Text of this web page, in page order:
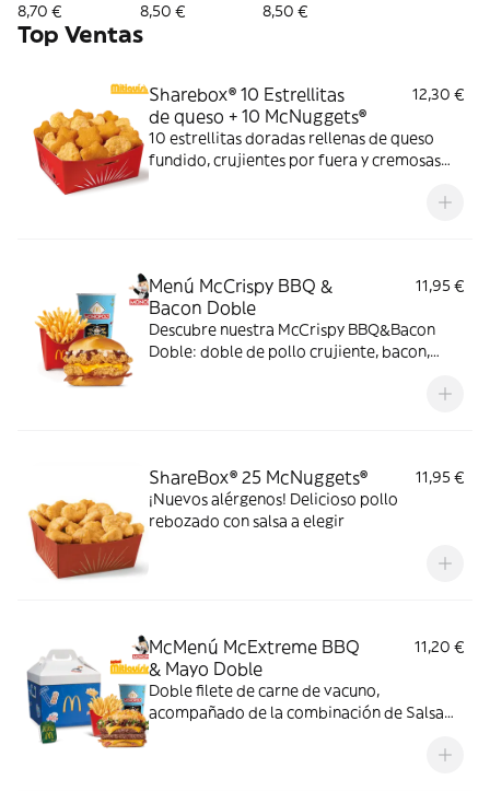
8,70 €
8,50 €
8,50 €
Top Ventas
Sharebox® 10 Estrellitas
de queso + 10 McNuggets®
12,30 €
10 estrellitas doradas rellenas de queso
fundido, crujientes por fuera y cremosas
Menú McCrispy BBQ &
Bacon Doble
11,95 €
Descubre nuestra McCrispy BBQ&Bacon
Doble: doble de pollo crujiente, bacon,
ShareBox® 25 McNuggets®
11,95 €
¡Nuevos alérgenos! Delicioso pollo
rebozado con salsa a elegir
McMenú McExtreme BBQ
& Mayo Doble
11,20 €
Doble filete de carne de vacuno,
acompañado de la combinación de Salsa
doble de cheddar, lechuga fresca y tiras de